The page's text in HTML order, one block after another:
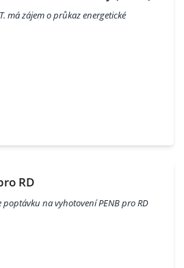
má zájem o průkaz energetické
RD
na vyhotovení PENB pro RD